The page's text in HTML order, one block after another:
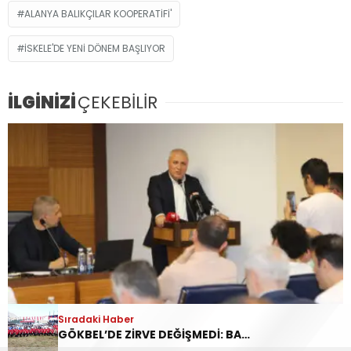
ALANYA BALIKÇILAR KOOPERATIFI'
İSKELE'DE YENİ DÖNEM BAŞLIYOR
İLGİNİZİÇEKEBİLİR
BAŞKAN ERDEM: “BİR TALEBİMİZ DAHA SONUÇ
Sıradaki Haber
GÖKBEL’DE ZİRVE DEĞİŞMEDİ: BAŞPEHLİVAN ENES DOĞAN